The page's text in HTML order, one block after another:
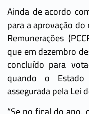
Ainda de acordo
para a aprovação do
Remunerações
que em dezembro
concluído para
quando o
assegurada pela Lei